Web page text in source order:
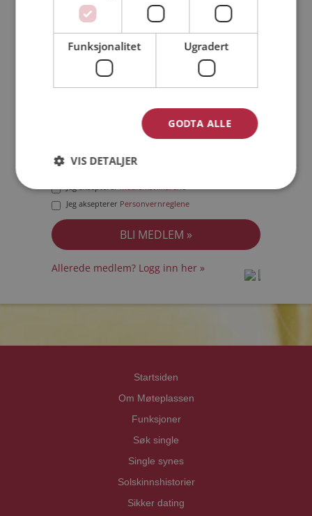
Jeg er en: Mann Kvinne
Min alder:
Jeg akseptererMedlemsvilkårene
Jeg aksepterer Personvernreglene
Allerede medlem? Logg inn her »
Startsiden
Om Møteplassen
Funksjoner
Søk single
Single synes
Solskinnshistorier
Sikker dating
Funksjonalitet Ugradert
GODTA ALLE
VIS DETALJER